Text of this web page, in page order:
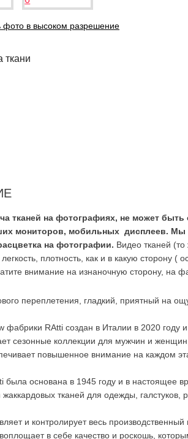
фото в высоком разрешение
ткани
тканей на фотографиях, не может
мониторов, мобильных дисплеев. Мы
на фотографии. Видео тканей
легкость, плотность, как и в какую сторону
внимание на изнаночную сторону, на
переплетения, гладкий, приятный на
фабрики RAtti создан в Италии в 2020 году
сезонные коллекции для мужчин и
повышенное внимание на каждом
была основана в 1945 году и в настоящее
тканей для одежды,
и контролирует весь
в себе качество и роскошь,